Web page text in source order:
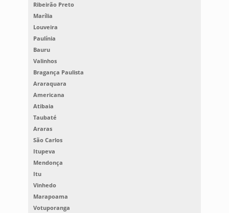
Ribeirão Preto
Marília
Louveira
Paulínia
Bauru
Valinhos
Bragança Paulista
Araraquara
Americana
Atibaia
Taubaté
Araras
São Carlos
Itupeva
Mendonça
Itu
Vinhedo
Marapoama
Votuporanga